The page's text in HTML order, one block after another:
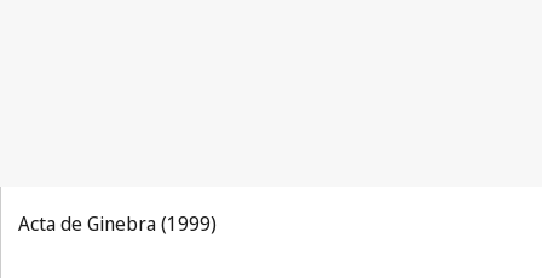
Acta de Ginebra (1999)